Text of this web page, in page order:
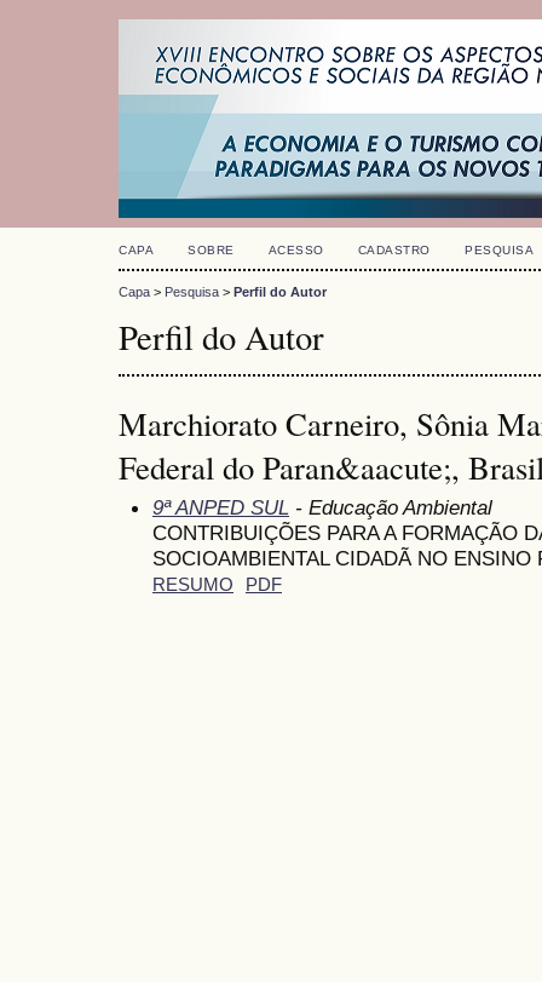
CAPA SOBRE ACESSO CADASTRO PESQUISA
Capa > Pesquisa > Perfil do Autor
Perfil do Autor
Marchiorato Carneiro, Sônia
Federal do Paran&aacute;,
9ª ANPED SUL - Educação Ambiental
CONTRIBUIÇÕES PARA A FORMAÇÃO
SOCIOAMBIENTAL CIDADÃ NO ENSINO
RESUMO PDF